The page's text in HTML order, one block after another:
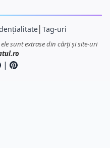
│ Tag-uri
sunt extrase din cărți și site-uri
|